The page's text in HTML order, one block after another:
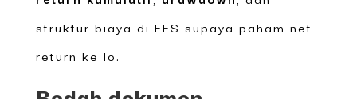
struktur biaya di FFS supaya paham net
return ke lo.